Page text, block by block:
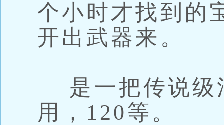
个小时才找到的
开出武器来。
是一把传说级
用，120等。